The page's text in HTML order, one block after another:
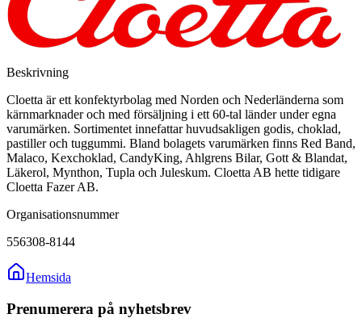
Beskrivning
Cloetta är ett konfektyrbolag med Norden och Nederländerna som
kärnmarknader och med försäljning i ett 60-tal länder under egna
varumärken. Sortimentet innefattar huvudsakligen godis, choklad,
pastiller och tuggummi. Bland bolagets varumärken finns Red Band,
Malaco, Kexchoklad, CandyKing, Ahlgrens Bilar, Gott & Blandat,
Läkerol, Mynthon, Tupla och Juleskum. Cloetta AB hette tidigare
Cloetta Fazer AB.
Organisationsnummer
556308-8144
Hemsida
Prenumerera på nyhetsbrev